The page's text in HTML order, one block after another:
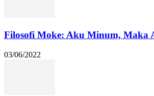
Filosofi Moke: Aku Minum, Maka
03/06/2022